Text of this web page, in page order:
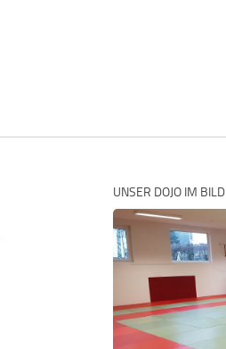
UNSER DOJO IM BILD